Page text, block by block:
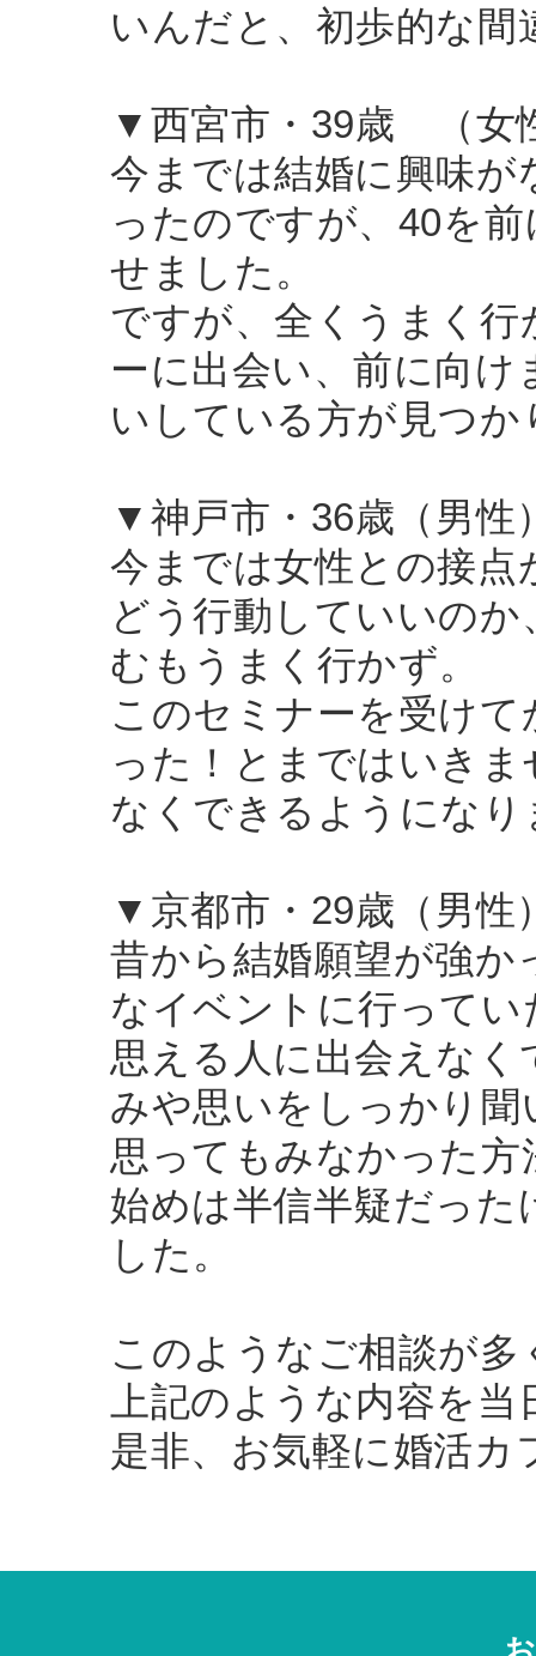
いんだと、初歩的な
▼西宮市・39歳 （女
今までは結婚に興味
ったのですが、40を
せました。
ですが、全くうまく
ーに出会い、前に向
いしている方が見つか
▼神戸市・36歳（男性
今までは女性との接
どう行動していいの
むもうまく行かず。
このセミナーを受け
った！とまではいき
なくできるようになり
▼京都市・29歳（男性
昔から結婚願望が強
なイベントに行って
思える人に出会えな
みや思いをしっかり
思ってもみなかった
始めは半信半疑だっ
した。
このようなご相談が
上記のような内容を
是非、お気軽に婚活カ